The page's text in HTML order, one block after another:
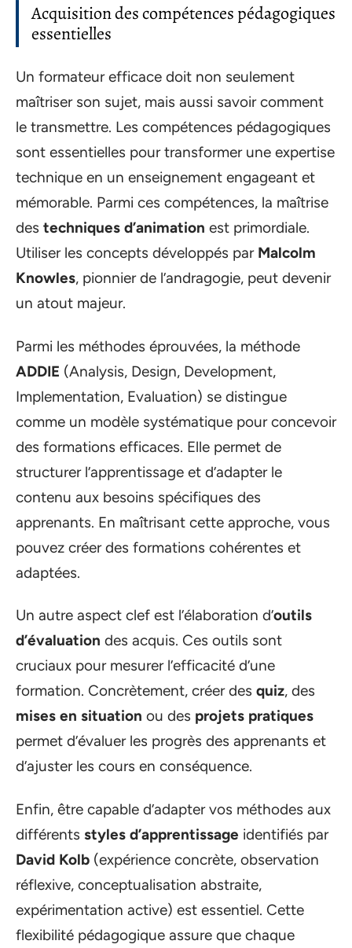
Acquisition des compétences pédagogiques
essentielles
Un formateur efficace doit non seulement
maîtriser son sujet, mais aussi savoir comment
le transmettre. Les compétences pédagogiques
sont essentielles pour transformer une expertise
technique en un enseignement engageant et
mémorable. Parmi ces compétences, la maîtrise
des techniques d’animation est primordiale.
Utiliser les concepts développés par Malcolm
Knowles, pionnier de l’andragogie, peut devenir
un atout majeur.
Parmi les méthodes éprouvées, la méthode
ADDIE (Analysis, Design, Development,
Implementation, Evaluation) se distingue
comme un modèle systématique pour concevoir
des formations efficaces. Elle permet de
structurer l’apprentissage et d’adapter le
contenu aux besoins spécifiques des
apprenants. En maîtrisant cette approche, vous
pouvez créer des formations cohérentes et
adaptées.
Un autre aspect clef est l’élaboration d’outils
d’évaluation des acquis. Ces outils sont
cruciaux pour mesurer l’efficacité d’une
formation. Concrètement, créer des quiz, des
mises en situation ou des projets pratiques
permet d’évaluer les progrès des apprenants et
d’ajuster les cours en conséquence.
Enfin, être capable d’adapter vos méthodes aux
différents styles d’apprentissage identifiés par
David Kolb (expérience concrète, observation
réflexive, conceptualisation abstraite,
expérimentation active) est essentiel. Cette
flexibilité pédagogique assure que chaque